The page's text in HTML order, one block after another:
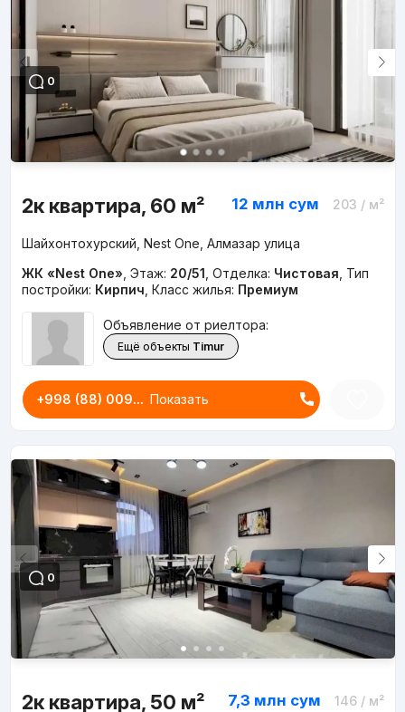
0
2к квартира, 60 м² 12 млн сум 203 / м²
Шайхонтохурский, Nest One, Алмазар улица
ЖК «Nest One» Этаж: 20/51 Отделка: Чистовая Тип
постройки: Кирпич Класс жилья: Премиум
Объявление от риелтора:
Ещё объекты Timur
+998 (88) 009... Показать
0
2к квартира, 50 м² 7,3 млн сум 146/ м²